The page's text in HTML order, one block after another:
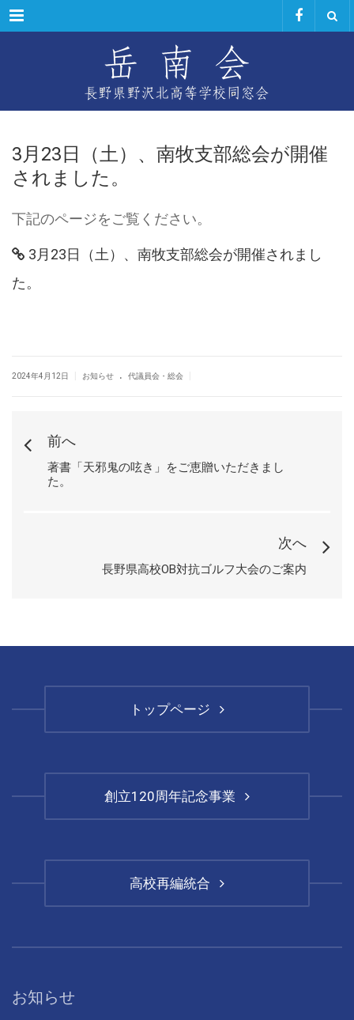
Menu
3月23日（土）、南牧支部総会が開催
されました。
下記のページをご覧ください。
3月23日（土）、南牧支部総会が開催されまし
た。
2024年4月12日 お知らせ . 代議員会・総会
前へ
著書「天邪鬼の呟き」をご恵贈いただきまし
た。
次へ
長野県高校OB対抗ゴルフ大会のご案内
トップページ
創立120周年記念事業
高校再編統合
お知らせ